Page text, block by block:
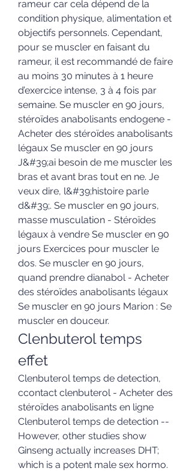
rameur car cela dépend de la
condition physique, alimentation et
objectifs personnels. Cependant,
pour se muscler en faisant du
rameur, il est recommandé de faire
au moins 30 minutes à 1 heure
d’exercice intense, 3 à 4 fois par
semaine. Se muscler en 90 jours,
stéroïdes anabolisants endogene -
Acheter des stéroïdes anabolisants
légaux Se muscler en 90 jours
J&#39;ai besoin de me muscler les
bras et avant bras tout en ne. Je
veux dire, l&#39;histoire parle
d&#39;. Se muscler en 90 jours,
masse musculation - Stéroïdes
légaux à vendre Se muscler en 90
jours Exercices pour muscler le
dos. Se muscler en 90 jours,
quand prendre dianabol - Acheter
des stéroïdes anabolisants légaux
Se muscler en 90 jours Marion : Se
muscler en douceur.
Clenbuterol temps
effet
Clenbuterol temps de detection,
ccontact clenbuterol - Acheter des
stéroïdes anabolisants en ligne
Clenbuterol temps de detection --
However, other studies show
Ginseng actually increases DHT;
which is a potent male sex hormo.